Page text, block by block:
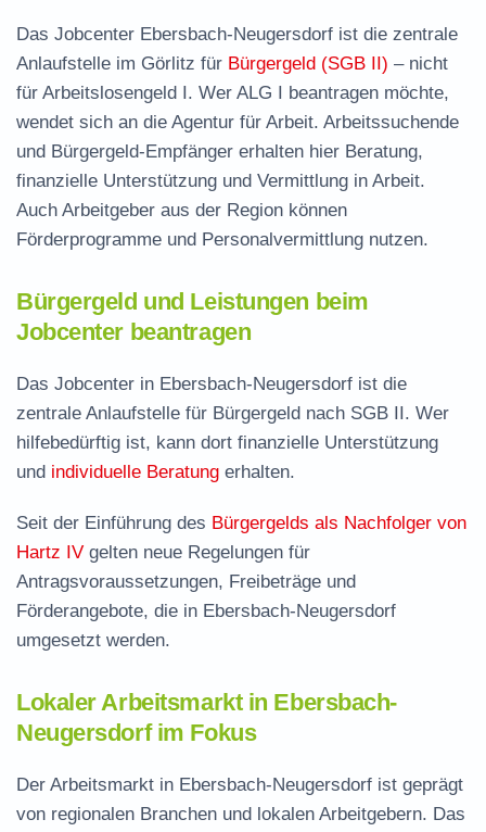
Das Jobcenter Ebersbach-Neugersdorf ist die zentrale
Anlaufstelle im Görlitz für Bürgergeld (SGB II) – nicht
für Arbeitslosengeld I. Wer ALG I beantragen möchte,
wendet sich an die Agentur für Arbeit. Arbeitssuchende
und Bürgergeld-Empfänger erhalten hier Beratung,
finanzielle Unterstützung und Vermittlung in Arbeit.
Auch Arbeitgeber aus der Region können
Förderprogramme und Personalvermittlung nutzen.
Bürgergeld und Leistungen beim
Jobcenter beantragen
Das Jobcenter in Ebersbach-Neugersdorf ist die
zentrale Anlaufstelle für Bürgergeld nach SGB II. Wer
hilfebedürftig ist, kann dort finanzielle Unterstützung
und individuelle Beratung erhalten.
Seit der Einführung des Bürgergelds als Nachfolger von
Hartz IV gelten neue Regelungen für
Antragsvoraussetzungen, Freibeträge und
Förderangebote, die in Ebersbach-Neugersdorf
umgesetzt werden.
Lokaler Arbeitsmarkt in Ebersbach-
Neugersdorf im Fokus
Der Arbeitsmarkt in Ebersbach-Neugersdorf ist geprägt
von regionalen Branchen und lokalen Arbeitgebern. Das